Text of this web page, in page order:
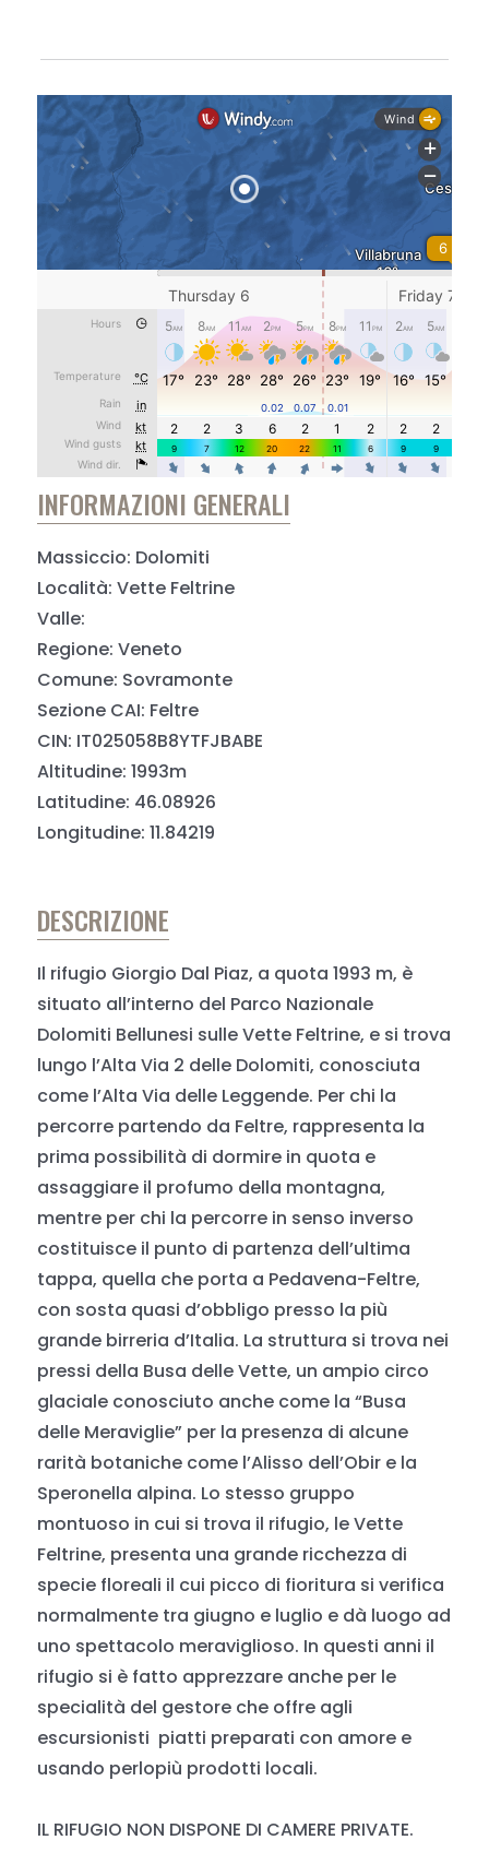
INFORMAZIONI GENERALI
Massiccio: Dolomiti
Località: Vette Feltrine
Valle:
Regione: Veneto
Comune: Sovramonte
Sezione CAI: Feltre
CIN: IT025058B8YTFJBABE
Altitudine: 1993m
Latitudine: 46.08926
Longitudine: 11.84219
DESCRIZIONE
Il rifugio Giorgio Dal Piaz, a quota 1993 m, è
situato all’interno del Parco Nazionale
Dolomiti Bellunesi sulle Vette Feltrine, e si trova
lungo l’Alta Via 2 delle Dolomiti, conosciuta
come l’Alta Via delle Leggende. Per chi la
percorre partendo da Feltre, rappresenta la
prima possibilità di dormire in quota e
assaggiare il profumo della montagna,
mentre per chi la percorre in senso inverso
costituisce il punto di partenza dell’ultima
tappa, quella che porta a Pedavena-Feltre,
con sosta quasi d’obbligo presso la più
grande birreria d’Italia. La struttura si trova nei
pressi della Busa delle Vette, un ampio circo
glaciale conosciuto anche come la “Busa
delle Meraviglie” per la presenza di alcune
rarità botaniche come l’Alisso dell’Obir e la
Speronella alpina. Lo stesso gruppo
montuoso in cui si trova il rifugio, le Vette
Feltrine, presenta una grande ricchezza di
specie floreali il cui picco di fioritura si verifica
normalmente tra giugno e luglio e dà luogo ad
uno spettacolo meraviglioso. In questi anni il
rifugio si è fatto apprezzare anche per le
specialità del gestore che offre agli
escursionisti piatti preparati con amore e
usando perlopiù prodotti locali.
IL RIFUGIO NON DISPONE DI CAMERE PRIVATE.